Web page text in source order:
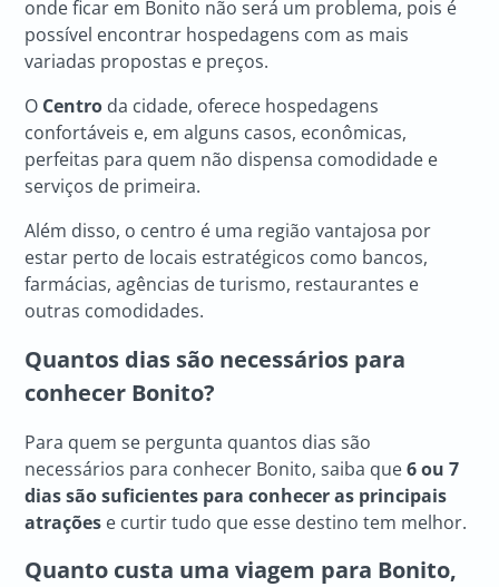
onde ficar em Bonito não será um problema, pois é
possível encontrar hospedagens com as mais
variadas propostas e preços.
O Centro da cidade, oferece hospedagens
confortáveis e, em alguns casos, econômicas,
perfeitas para quem não dispensa comodidade e
serviços de primeira.
Além disso, o centro é uma região vantajosa por
estar perto de locais estratégicos como bancos,
farmácias, agências de turismo, restaurantes e
outras comodidades.
Quantos dias são necessários para
conhecer Bonito?
Para quem se pergunta quantos dias são
necessários para conhecer Bonito, saiba que6 ou 7
dias são suficientes para conhecer as principais
atrações e curtir tudo que esse destino tem melhor.
Quanto custa uma viagem para Bonito,